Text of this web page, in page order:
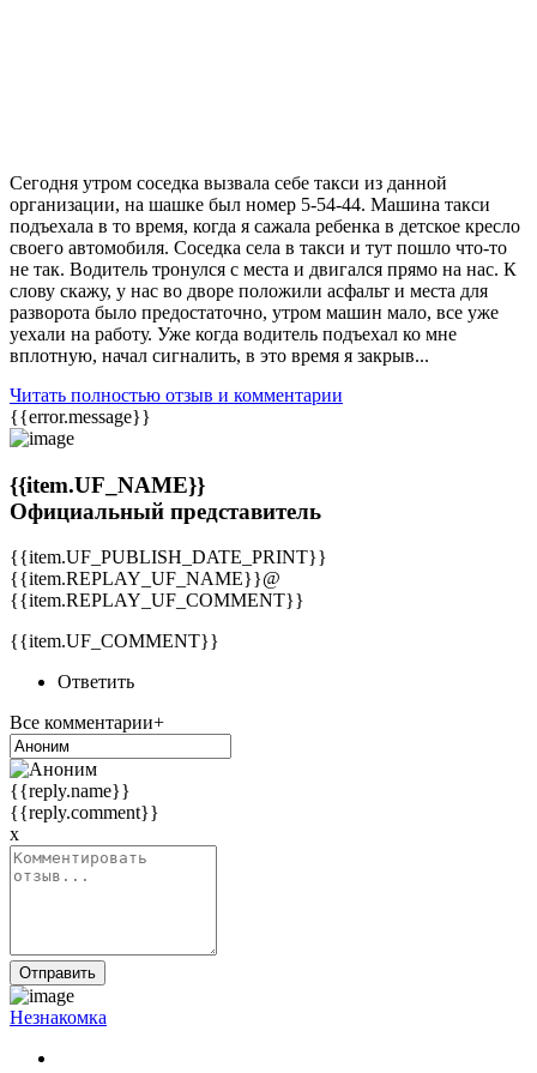
Сегодня утром соседка вызвала себе такси из данной
организации, на шашке был номер 5-54-44. Машина такси
подъехала в то время, когда я сажала ребенка в детское кресло
своего автомобиля. Соседка села в такси и тут пошло что-то
не так. Водитель тронулся с места и двигался прямо на нас. К
слову скажу, у нас во дворе положили асфальт и места для
разворота было предостаточно, утром машин мало, все уже
уехали на работу. Уже когда водитель подъехал ко мне
вплотную, начал сигналить, в это время я закрыв...
Читать полностью отзыв и комментарии
{{error.message}}
{{item.UF_NAME}}
Официальный представитель
{{item.UF_PUBLISH_DATE_PRINT}}
{{item.REPLAY_UF_NAME}}@
{{item.REPLAY_UF_COMMENT}}
{{item.UF_COMMENT}}
Ответить
Все комментарии+
{{reply.name}}
{{reply.comment}}
x
Отправить
Незнакомка